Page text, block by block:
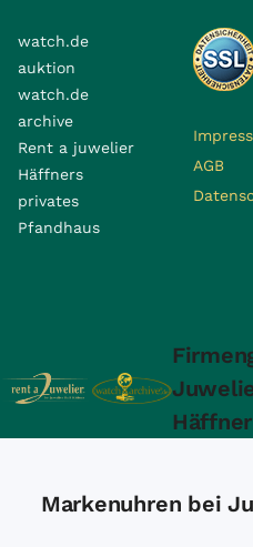
watch.de
auktion
watch.de
archive
Rent a juwelier
Häffners
privates
Pfandhaus
AGB
Häffner
Markenuhren bei